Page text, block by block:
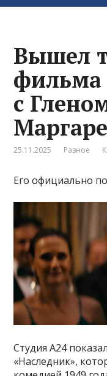
Вышел
фильма
с
25.11.2025 Разное
Его официально
Студия А24
«Наследник»,